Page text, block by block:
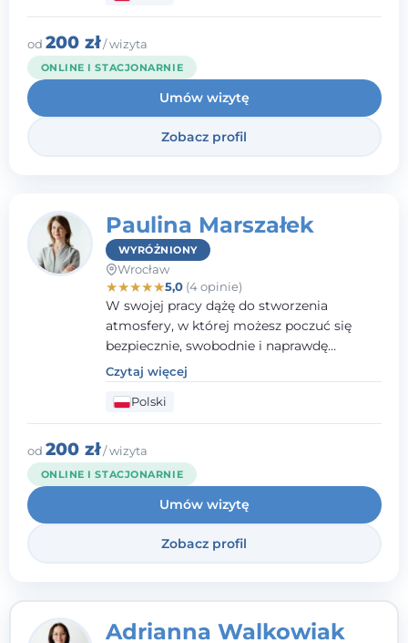
pracy z dziećmi i młodzieżą mierzącymi się
z różnorodnymi trudnościami
emocjonalnymi oraz rozwojowymi.
od 200 zł/ wizyta
ONLINE I STACJONARNIE
Umów wizytę
Zobacz profil
Paulina Marszałek
WYRÓŻNIONY
Wrocław
★★★★★5,0(4 opinie)
W swojej pracy dążę do stworzenia
atmosfery, w której możesz poczuć się
bezpiecznie, swobodnie i naprawdę
wysłuchany(-a). Zależy mi na
towarzyszeniu Ci w drodze do większego
dobrostanu, lepszego poznania siebie oraz
budowania wartościowych i
satysfakcjonujących relacji - zarówno z
innymi, jak i z samym sobą. Możliwość
bycia częścią tego procesu traktuję jako
duże wyróżnienie.
Czytaj więcej
Polski
od 200 zł/ wizyta
ONLINE I STACJONARNIE
Umów wizytę
Zobacz profil
Adrianna Walkowiak